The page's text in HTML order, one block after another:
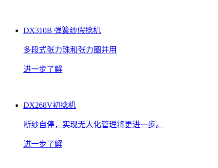
DX310B 弹簧纱假捻机
多段式张力珠和张力圈并用
进一步了解
DX268V初捻机
断纱自停，实现无人化管理将更进一步。
进一步了解